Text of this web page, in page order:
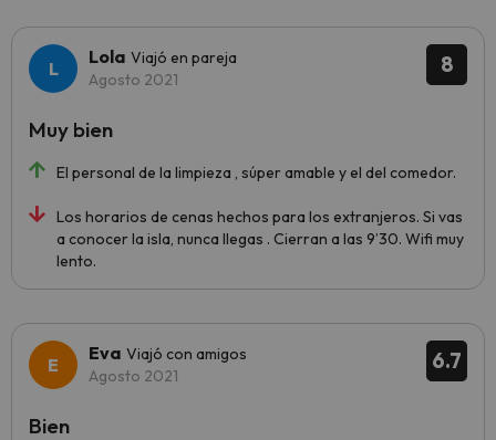
8
Lola Viajó en pareja
Agosto 2021
El personal de la limpieza , súper amable y el del comedor.
Los horarios de cenas hechos para los extranjeros. Si vas
a conocer la isla, nunca llegas . Cierran a las 9’30. Wifi muy
lento.
Muy bien
6.7
Eva Viajó con amigos
Agosto 2021
Bien